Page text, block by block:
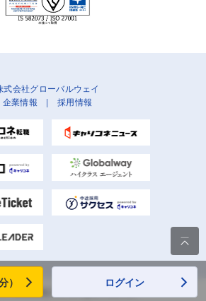
式会社グローバルウェイ
企業情報 | 採用情報
Globalway, Inc. All rights reserved.

） ログイン